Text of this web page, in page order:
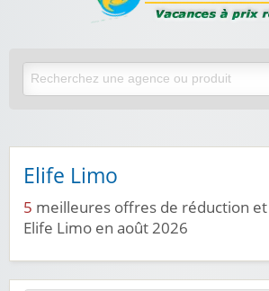
Elife Limo
5 meilleures offres de réduction
Elife Limo en août 2026